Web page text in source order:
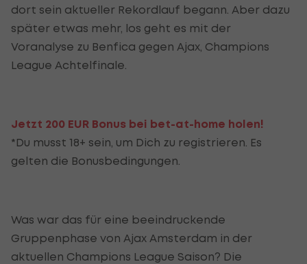
dort sein aktueller Rekordlauf begann. Aber dazu
später etwas mehr, los geht es mit der
Voranalyse zu Benfica gegen Ajax, Champions
League Achtelfinale.
Jetzt 200 EUR Bonus bei bet-at-home holen!
*Du musst 18+ sein, um Dich zu registrieren. Es
gelten die Bonusbedingungen.
Was war das für eine beeindruckende
Gruppenphase von Ajax Amsterdam in der
aktuellen Champions League Saison? Die